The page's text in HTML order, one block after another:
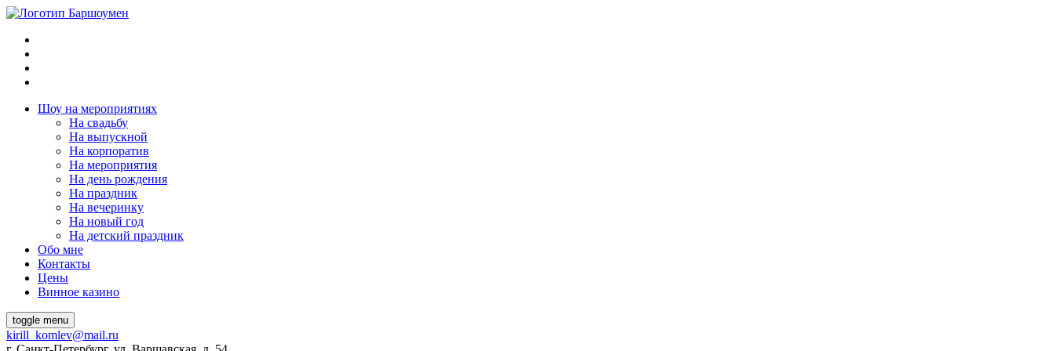
Шоу на мeроприятиях
На свaдьбу
Нa выпускной
На корпоратив
На мeроприятия
На день рождения
На праздник
На вечеринку
Нa новый год
На детский праздник
Обо мне
Контакты
Цeны
Винное казино
toggle menu
kirill_komlev@mail.ru